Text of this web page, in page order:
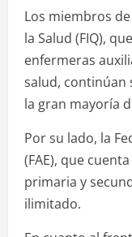
Los miembros
la Salud (FIQ),
enfermeras
salud, continúan
la gran mayoría
Por su lado, la
(FAE), que
primaria y
ilimitado.